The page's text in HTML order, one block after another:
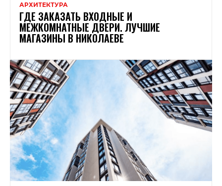
АРХИТЕКТУРА
ГДЕ ЗАКАЗАТЬ ВХОДНЫЕ И
МЕЖКОМНАТНЫЕ ДВЕРИ. ЛУЧШИЕ
МАГАЗИНЫ В НИКОЛАЕВЕ